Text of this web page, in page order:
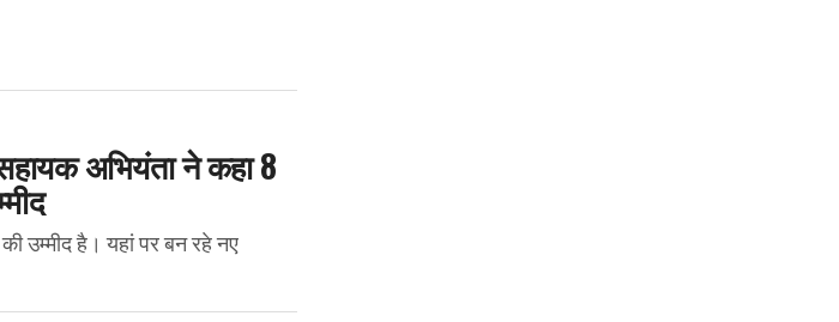
अभियंता ने कहा 8
है। यहां पर बन रहे नए